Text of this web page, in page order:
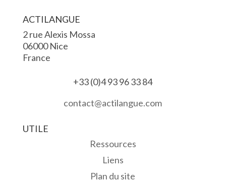
ACTILANGUE
2 rue Alexis Mossa
06000 Nice
France
+33 (0)4 93 96 33 84
contact@actilangue.com
UTILE
Ressources
Liens
Plan du site